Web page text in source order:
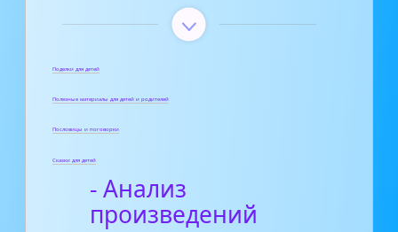
Поделки для детей
Полезные материалы для детей и родителей
Пословицы и поговорки
Сказки для детей
- Анализ
произведений